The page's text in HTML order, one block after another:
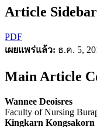
Article Sidebar
PDF
เผยแพร่แล้ว: ธ.ค. 5,
Main Article
Wannee Deoisres
Faculty of Nursing
Kingkarn Kongsakorn